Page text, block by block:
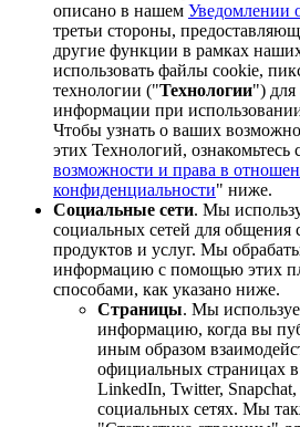
описано в нашем Уведомлении
третьи стороны,
другие функции в рамках
использовать файлы cookie,
технологии ("Технологии") для
информации при
Чтобы узнать о ваших
этих Технологий, ознакомьтесь
возможности и права в
конфиденциальности" ниже.
Социальные сети. Мы
социальных сетей для
продуктов и услуг. Мы
информацию с помощью этих
способами, как указано ниже.
Страницы. Мы
информацию, когда вы
иным образом
официальных страницах
LinkedIn, Twitter,
социальных сетях. Мы